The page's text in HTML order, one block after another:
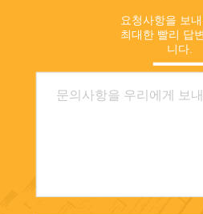
요청사항을 보
최대한 빨리 답
니다.